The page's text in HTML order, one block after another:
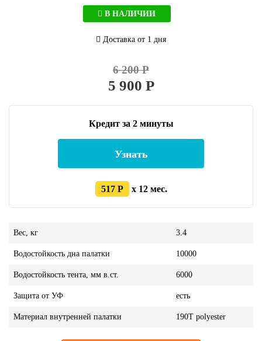
В НАЛИЧИИ
Доставка от 1 дня
6 200 Р
5 900 Р
Кредит за 2 минуты
Узнать
517 Р x 12 мес.
Вес, кг 3.4
Водостойкость дна палатки 10000
Водостойкость тента, мм в.ст. 6000
Защита от УФ есть
Материал внутренней палатки 190T polyester